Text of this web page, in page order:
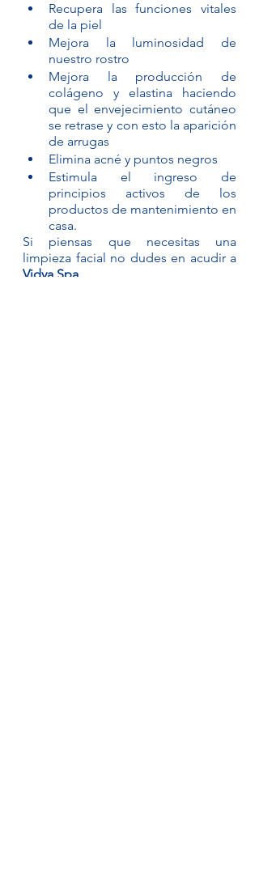
Recupera las funciones vitales
de la piel
Mejora la luminosidad de
nuestro rostro
Mejora la producción de
colágeno y elastina haciendo
que el envejecimiento cutáneo
se retrase y con esto la aparición
de arrugas
Elimina acné y puntos negros
Estimula el ingreso de
principios activos de los
productos de mantenimiento en
casa.
Si piensas que necesitas una
Vidya Spa